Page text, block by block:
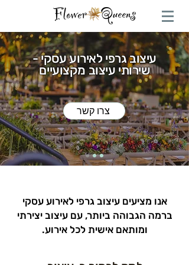
עיצוב גרפי לאירוע עסקי -
שירותי עיצוב מקצועיים
צרו קשר
אנו מציעים עיצוב גרפי לאירוע עסקי
ברמה הגבוהה ביותר, עם עיצוב יצירתי
ומותאם אישית לכל אירוע.